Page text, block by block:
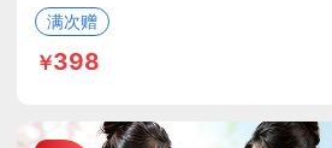
满次赠
398